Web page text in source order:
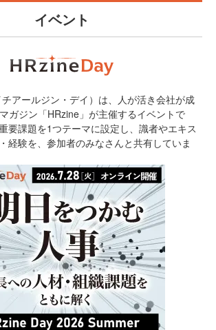
イベント
アールジン・デイ）は、人が活き会社が成
ガジン「HRzine」が主催するイベントで
要課題を1つテーマに設定し、識者やエキス
経験を、参加者のみなさんと共有していま